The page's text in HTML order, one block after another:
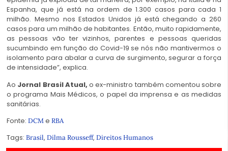
Espanha, que já está na ordem de 1.300 casos para cada 1
milhão. Mesmo nos Estados Unidos já está chegando a 260
casos para um milhão de habitantes. Então, muito rapidamente,
as pessoas vão ter vizinhos, parentes e pessoas queridas
sucumbindo em função do Covid-19 se nós não mantivermos o
isolamento para abalar a curva de surgimento, segurar a força
de intensidade”, explica.
Ao Jornal Brasil Atual, o ex-ministro também comentou sobre
o programa Mais Médicos, o papel da imprensa e as medidas
sanitárias.
Fonte: DCMe RBA
Tags: Brasil, Dilma Rousseff, Direitos Humanos